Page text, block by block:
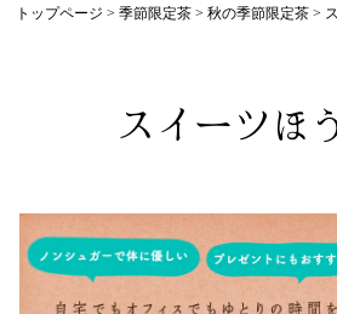
トップページ 季節限定茶 秋の季節限定茶
スイーツほ